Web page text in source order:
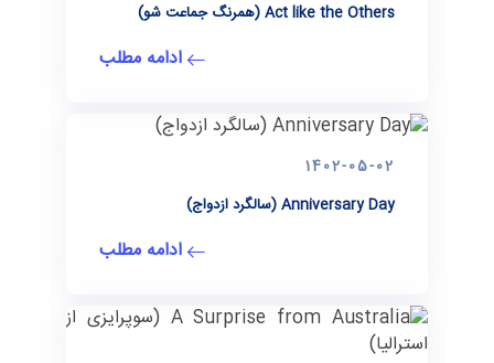
Act like the Others (همرنگ جماعت شو)
ادامه مطلب
1402-05-02
Anniversary Day (سالگرد ازدواج)
ادامه مطلب